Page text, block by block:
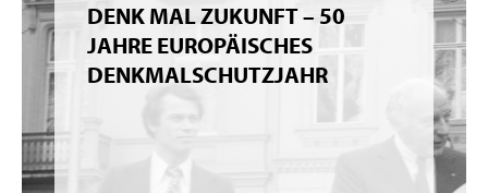
DENK MAL ZUKUNFT – 50
JAHRE EUROPÄISCHES
DENKMALSCHUTZJAHR